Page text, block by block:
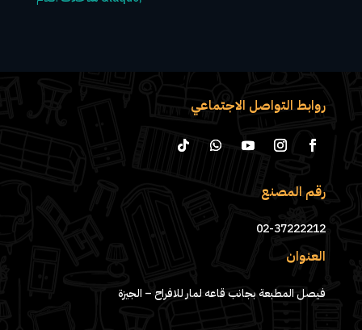
روابط التواصل الاجتماعي
رقم المصنع
02-37222212
العنوان
فيصل المطبعة بجانب قاعه لمار للافراح – الجيزة